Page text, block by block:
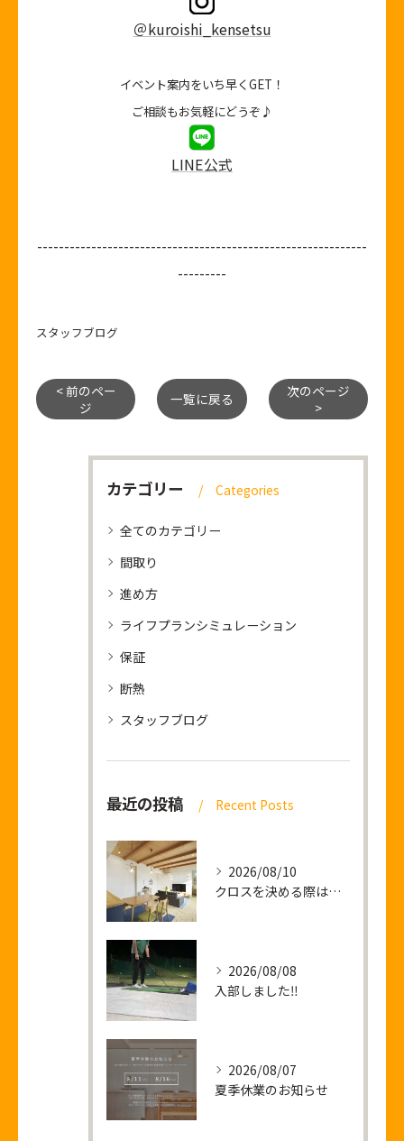
＠kuroishi_kensetsu
イベント案内をいち早くGET！
ご相談もお気軽にどうぞ♪
LINE公式
-------------------------------------------------------------
---------
スタッフブログ
< 前のペー
ジ
一覧に戻る
次のページ
>
カテゴリー Categories
全てのカテゴリー
間取り
進め方
ライフプランシミュレーション
保証
断熱
スタッフブログ
最近の投稿 Recent Posts
2026/08/10
クロスを決める際は僕の顔をご利用ください
2026/08/08
入部しました‼
2026/08/07
夏季休業のお知らせ